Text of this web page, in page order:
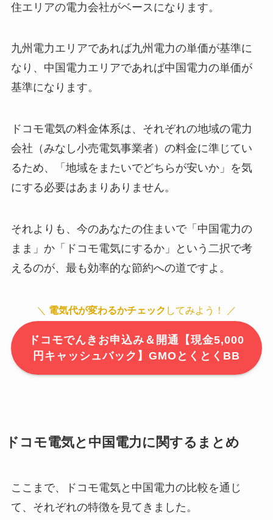
住エリアの電力会社がベースになります。
九州電力エリアであれば九州電力の単価が基準に
なり、中国電力エリアであれば中国電力の単価が
基準になります。
ドコモ電気の料金体系は、それぞれの地域の電力
会社（みなし小売電気事業者）の料金に準じてい
るため、「地域をまたいでどちらが安いか」を気
にする必要はあまりありません。
それよりも、今のあなたの住まいで「中国電力の
まま」か「ドコモ電気にするか」という二択で考
えるのが、最も効率的な節約への道ですよ。
＼ 電気代が変わるかチェック してみよう！ ／
ドコモでんきお申込み＆開通【現金5,000
円キャッシュバック】GMOとくとくBB
ドコモ電気と中国電力に関するまとめ
ここまで、ドコモ電気と中国電力の比較を通じ
て、それぞれの特徴を見てきました。